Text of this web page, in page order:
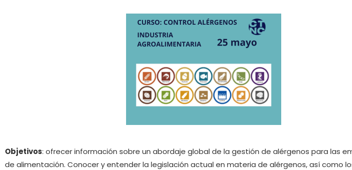
Objetivos: ofrecer información sobre un abordaje global de la gestión de alérgenos para las
de alimentación. Conocer y entender la legislación actual en materia de alérgenos, así como